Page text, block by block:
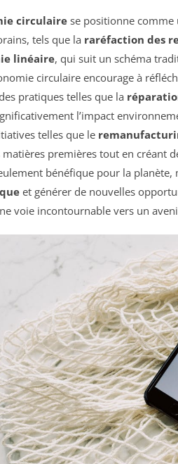
circulaire se positionne comme
tels que la raréfaction des
linéaire, qui suit un schéma
circulaire encourage à
pratiques telles que la
l’impact
telles que le
matières premières tout en créant
bénéfique pour la
et générer de nouvelles
voie incontournable vers un